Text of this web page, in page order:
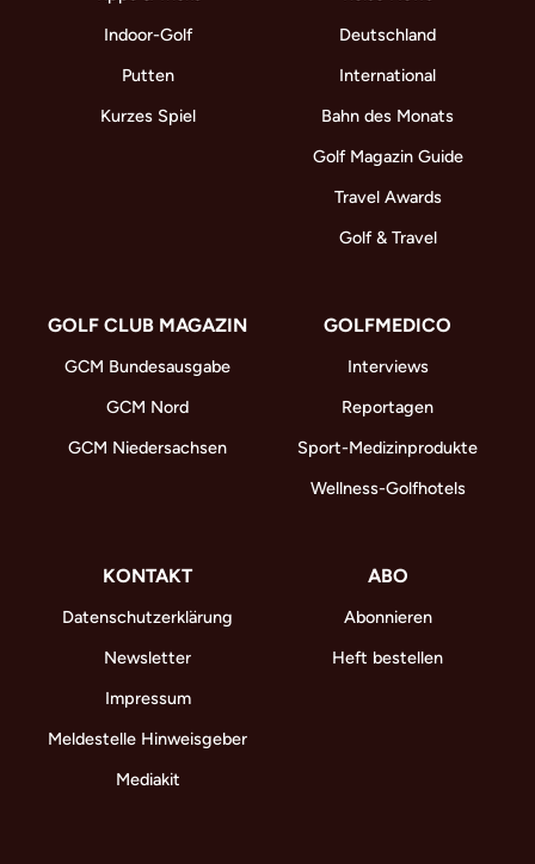
Indoor-Golf
Putten
Kurzes Spiel
Deutschland
International
Bahn des Monats
Golf Magazin Guide
Travel Awards
Golf & Travel
GOLF CLUB MAGAZIN
GCM Bundesausgabe
GCM Nord
GCM Niedersachsen
GOLFMEDICO
Interviews
Reportagen
Sport-Medizinprodukte
Wellness-Golfhotels
KONTAKT
Datenschutzerklärung
Newsletter
Impressum
Meldestelle Hinweisgeber
Mediakit
ABO
Abonnieren
Heft bestellen